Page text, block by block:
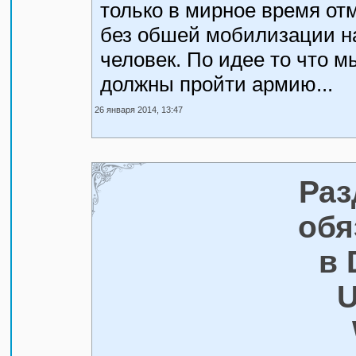
только в мирное время
без обшей мобилизации
человек. По идее то что
должны пройти армию...
26 января 2014, 13:47
в